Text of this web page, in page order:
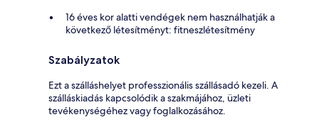
16 éves kor alatti vendégek nem használhatják a
következő létesítményt: fitneszlétesítmény
Szabályzatok
Ezt a szálláshelyet professzionális szállásadó kezeli. A
szálláskiadás kapcsolódik a szakmájához, üzleti
tevékenységéhez vagy foglalkozásához.